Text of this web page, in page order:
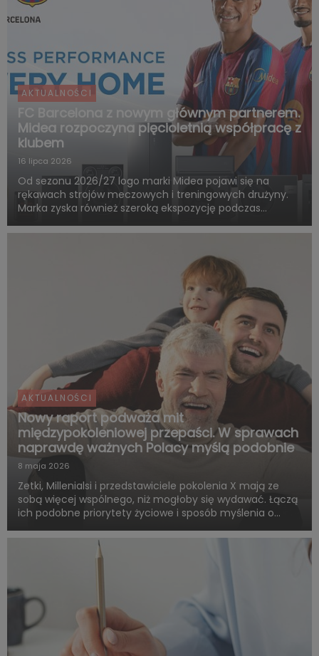
AKTUALNOŚCI
FC Barcelona z nowym głównym partnerem.
Midea rozpoczyna pięcioletnią współpracę z
klubem
16 lipca 2026
Od sezonu 2026/27 logo marki Midea pojawi się na
rękawach strojów meczowych i treningowych drużyny.
Marka zyska również szeroką ekspozycję podczas
współpraca obejmie także wspólne działania skierowane
AKTUALNOŚCI
Nowy raport podważa mit
międzypokoleniowej przepaści. W sprawach
naprawdę ważnych Polacy myślą podobnie
8 maja 2026
Zetki, Millenialsi i przedstawiciele pokolenia X mają ze
sobą więcej wspólnego, niż mogłoby się wydawać. Łączą
ich podobne priorytety życiowe i sposób myślenia o
dojrzałości życiowej decydują przede wszystkim: